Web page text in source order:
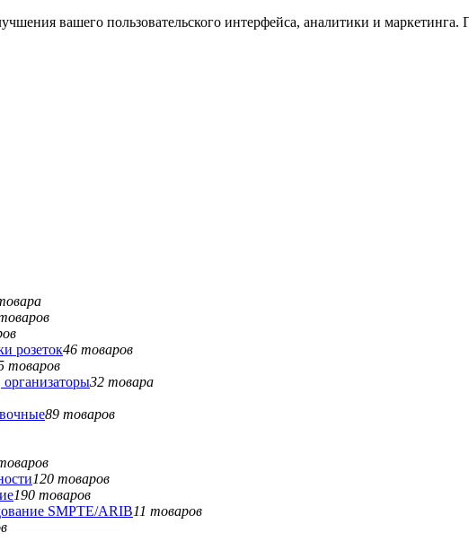
вашего пользовательского интерфейса, аналитики и
розеток46 товаров
товаров
32 товара
89 товаров
120 товаров
190 товаров
SMPTE/ARIB11 товаров